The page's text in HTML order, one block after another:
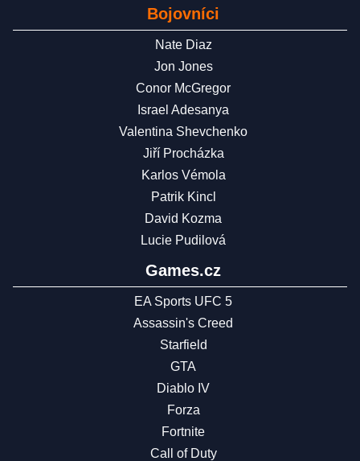
Bojovníci
Nate Diaz
Jon Jones
Conor McGregor
Israel Adesanya
Valentina Shevchenko
Jiří Procházka
Karlos Vémola
Patrik Kincl
David Kozma
Lucie Pudilová
Games.cz
EA Sports UFC 5
Assassin's Creed
Starfield
GTA
Diablo IV
Forza
Fortnite
Call of Duty